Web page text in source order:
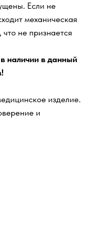
Если не
механическая
не признается
наличии в данный
изделие.
и